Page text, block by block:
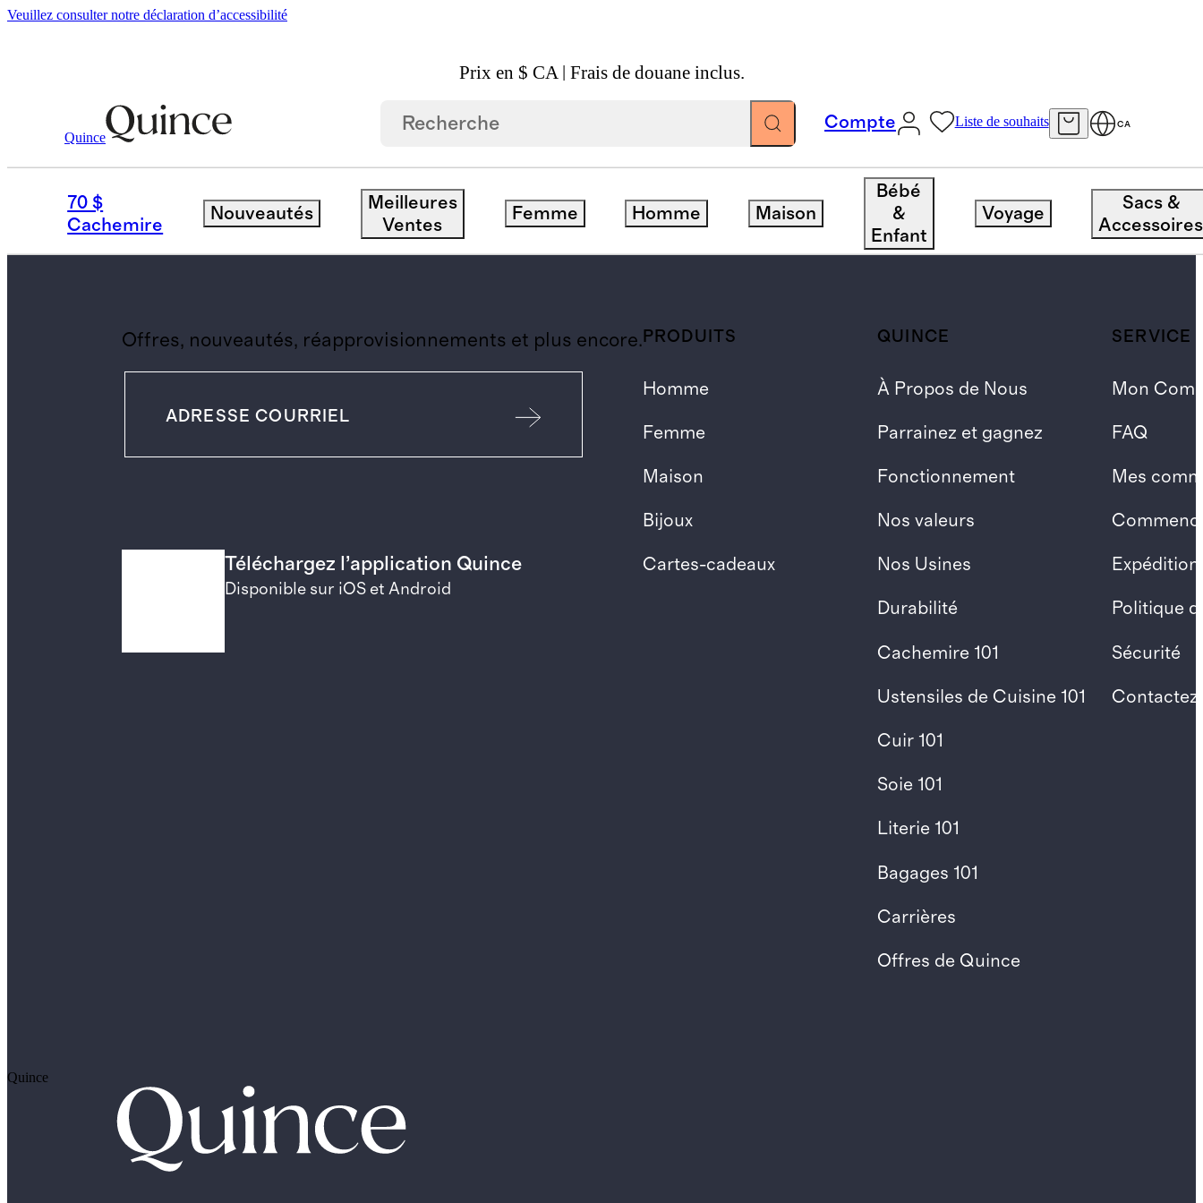
Veuillez consulter notre déclaration d’accessibilité
Prix en $ CA | Frais de douane inclus.
Quince
Compte Liste de souhaits CA
70 $
Cachemire
Nouveautés
Meilleures
Ventes
Femme Homme Maison
Bébé
&
Enfant
Voyage
Sacs &
Accessoires
Femmes / De Retour En Stock
BRIEF
Offres, nouveautés, réapprovisionnements et plus encore.
Téléchargez l’application Quince
Disponible sur iOS et Android
PRODUITS
Homme
Femme
Maison
Bijoux
Cartes-cadeaux
QUINCE
À Propos de Nous
Parrainez et gagnez
Fonctionnement
Nos valeurs
Nos Usines
Durabilité
Cachemire 101
Ustensiles de Cuisine 101
Cuir 101
Soie 101
Literie 101
Bagages 101
Carrières
Offres de Quince
SERVICE
Mon
FAQ
Mes
Politique
Sécurité
Quince